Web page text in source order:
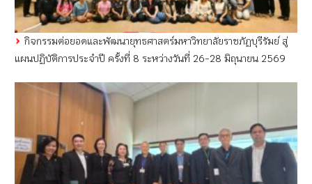
กิจกรรมต่อยอดและพัฒนายุทธศาสตร์มหาวิทยาลัยราชภัฏบุรีรัมย์ สู่
แผนปฏิบัติการประจำปี ครั้งที่ 8 ระหว่างวันที่ 26-28 มิถุนายน 2569